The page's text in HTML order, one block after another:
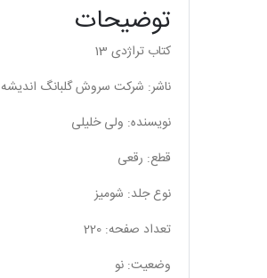
توضیحات
کتاب تراژدی 13
ناشر: شرکت سروش گلبانگ اندیشه
نویسنده: ولی خلیلی
قطع: رقعی
نوع جلد: شومیز
تعداد صفحه: 220
وضعیت: نو